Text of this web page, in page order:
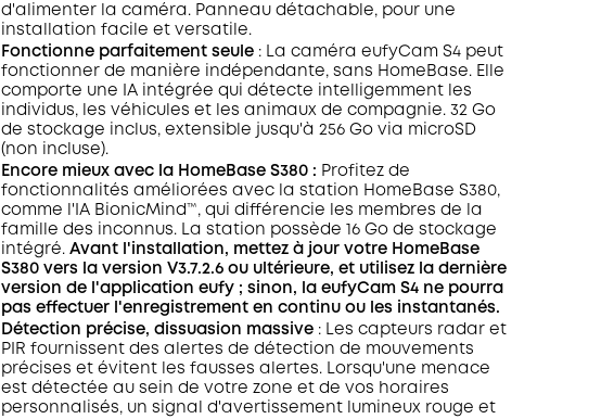
d'alimenter la caméra. Panneau détachable, pour une
installation facile et versatile.
Fonctionne parfaitement seule : La caméra eufyCam S4 peut
fonctionner de manière indépendante, sans HomeBase. Elle
comporte une IA intégrée qui détecte intelligemment les
individus, les véhicules et les animaux de compagnie. 32 Go
de stockage inclus, extensible jusqu'à 256 Go via microSD
(non incluse).
Encore mieux avec la HomeBase S380 : Profitez de
fonctionnalités améliorées avec la station HomeBase S380,
comme l'IA BionicMind™, qui différencie les membres de la
famille des inconnus. La station possède 16 Go de stockage
intégré. Avant l'installation, mettez à jour votre HomeBase
S380 vers la version V3.7.2.6 ou ultérieure, et utilisez la dernière
version de l'application eufy ; sinon, la eufyCam S4 ne pourra
pas effectuer l'enregistrement en continu ou les instantanés.
Détection précise, dissuasion massive : Les capteurs radar et
PIR fournissent des alertes de détection de mouvements
précises et évitent les fausses alertes. Lorsqu'une menace
est détectée au sein de votre zone et de vos horaires
personnalisés, un signal d'avertissement lumineux rouge et